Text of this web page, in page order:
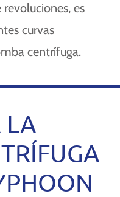
es
curvas
centrífuga.
LA